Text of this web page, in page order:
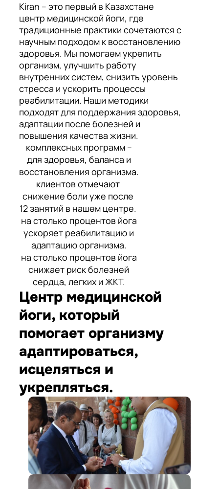
Kiran – это первый в Казахстане
центр медицинской йоги, где
традиционные практики сочетаются с
научным подходом к восстановлению
здоровья. Мы помогаем укрепить
организм, улучшить работу
внутренних систем, снизить уровень
стресса и ускорить процессы
реабилитации. Наши методики
подходят для поддержания здоровья,
адаптации после болезней и
повышения качества жизни.
комплексных программ –
для здоровья, баланса и
восстановления организма.
клиентов отмечают
снижение боли уже после
12 занятий в нашем центре.
на столько процентов йога
ускоряет реабилитацию и
адаптацию организма.
на столько процентов йога
снижает риск болезней
сердца, легких и ЖКТ.
Центр медицинской
йоги, который
помогает организму
адаптироваться,
исцеляться и
укрепляться.